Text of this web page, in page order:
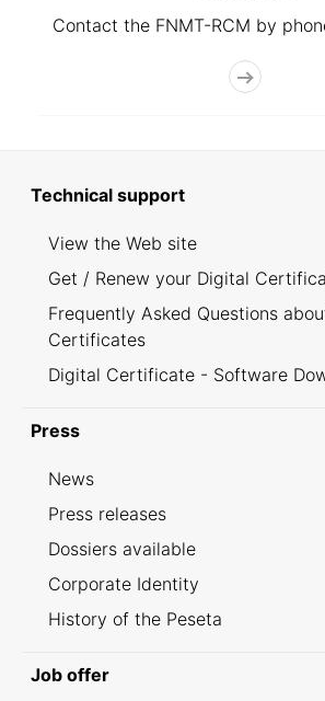
Contact the FNMT-RCM by
Technical support
View the Web site
Get / Renew your Digital
Frequently Asked Questions
Certificates
Digital Certificate - Software
Press
News
Press releases
Dossiers available
Corporate Identity
History of the Peseta
Job offer